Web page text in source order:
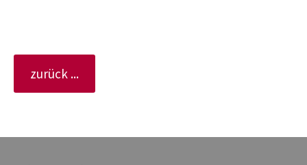
zurück ...